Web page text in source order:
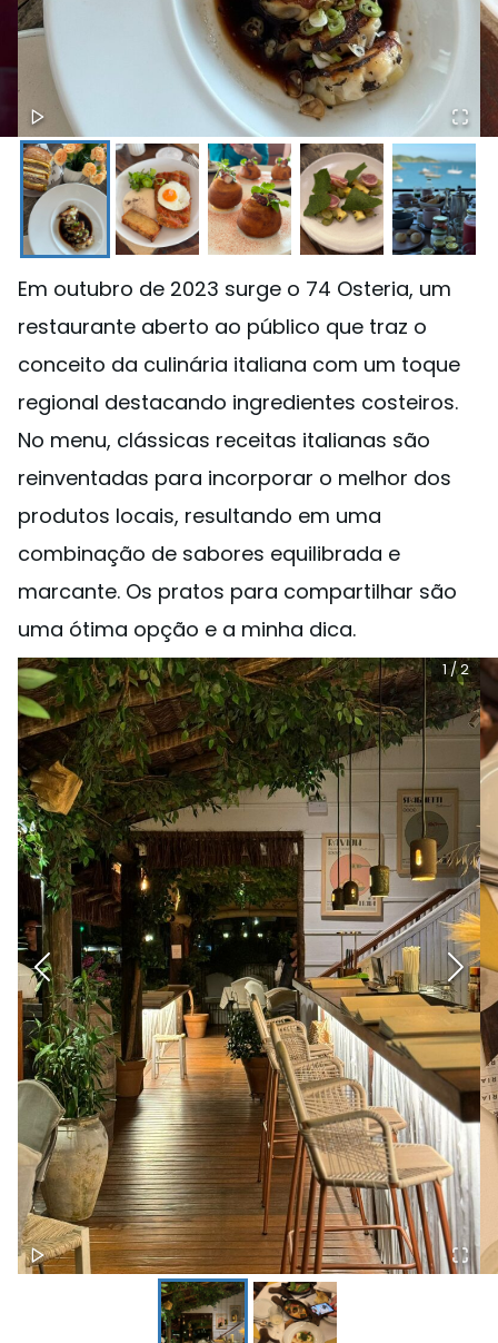
Em outubro de 2023 surge o 74 Osteria, um
restaurante aberto ao público que traz o
conceito da culinária italiana com um toque
regional destacando ingredientes costeiros.
No menu, clássicas receitas italianas são
reinventadas para incorporar o melhor dos
produtos locais, resultando em uma
combinação de sabores equilibrada e
marcante. Os pratos para compartilhar são
uma ótima opção e a minha dica.
1/2